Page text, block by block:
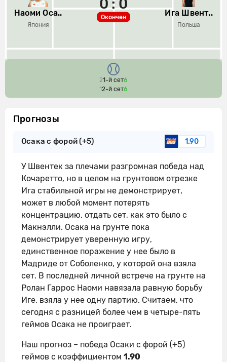
Наоми Оса..
Япония
Окончен
0 : 0
Ига Швент..
Польша
21-й сет6
12-й сет6
Прогнозы
Осака с форой (+5) 1.90
У Швентек за плечами разгромная победа над
Кочаретто, но в целом на грунтовом отрезке
Ига стабильной игры не демонстрирует,
может в любой момент потерять
концентрацию, отдать сет, как это было с
Макнэлли. Осака на грунте пока
демонстрирует уверенную игру,
единственное поражение у нее было в
Мадриде от Соболенко, у которой она взяла
сет. В последней личной встрече на грунте на
Ролан Гаррос Наоми навязала равную борьбу
Иге, взяла у нее одну партию. Считаем, что
сегодня с разницей более чем в четыре-пять
геймов Осака не проиграет.
Наш прогноз – победа Осаки с форой (+5)
геймов с коэффициентом 1.90